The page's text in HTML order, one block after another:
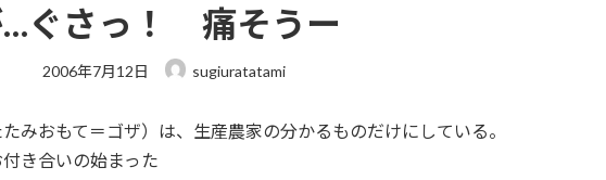
…ぐさっ！ 痛そうー
最
新
日
2006年7月12日 sugiuratatami
みおもて＝ゴザ）は、生産農家の分かるものだけにしている。
き合いの始まった